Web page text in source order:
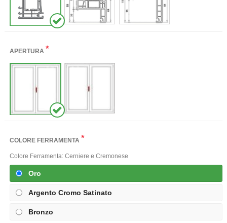
APERTURA *
COLORE FERRAMENTA *
Colore Ferramenta: Cerniere e Cremonese
Oro
Argento Cromo Satinato
Bronzo